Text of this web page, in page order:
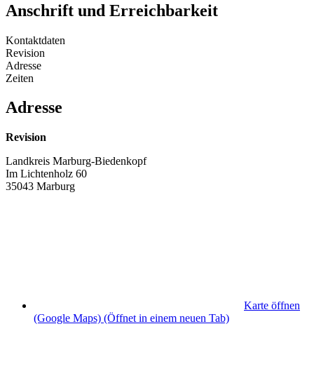
Anschrift und Erreichbarkeit
Kontaktdaten
Revision
Adresse
Zeiten
Adresse
Revision
Landkreis Marburg-Biedenkopf
Im Lichtenholz 60
35043 Marburg
Karte öffnen
(Google Maps) (Öffnet in einem neuen Tab)